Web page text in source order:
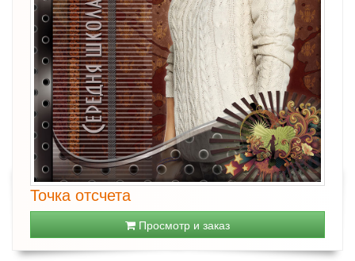
Точка отсчета
Просмотр и заказ